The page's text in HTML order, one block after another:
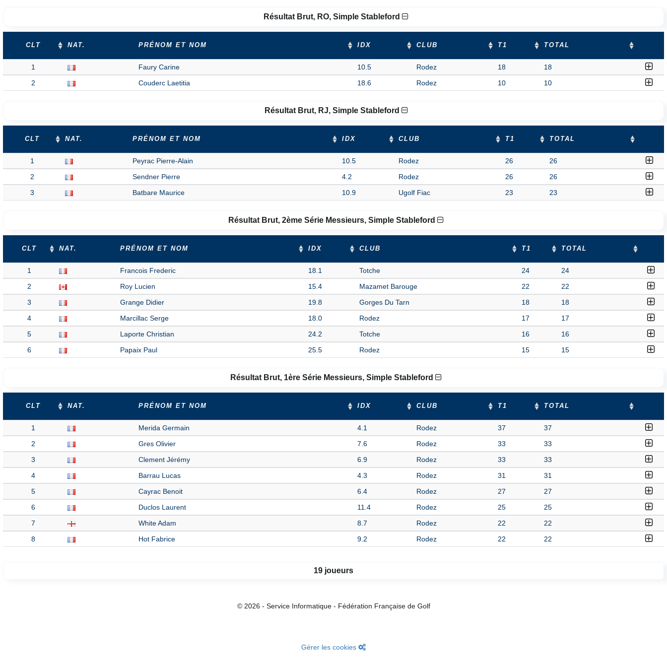
Résultat Brut, RO, Simple Stableford
CLT NAT. PRÉNOM ET NOM IDX CLUB T1 TOTAL
1 Faury Carine 10.5 Rodez 18
18
2
Couderc Laetitia 18.6 Rodez 10 10
Résultat Brut, RJ, Simple Stableford
CLT NAT. PRÉNOM ET NOM IDX CLUB T1 TOTAL
1 Peyrac Pierre-Alain 10.5 Rodez 26
26
2
Sendner Pierre 4.2 Rodez 26
26
3
Batbare Maurice 10.9 Ugolf Fiac 23 23
Résultat Brut, 2ème Série Messieurs, Simple Stableford
CLT NAT. PRÉNOM ET NOM IDX CLUB T1 TOTAL
1 Francois Frederic 18.1 Totche 24
24
2
Roy Lucien 15.4 Mazamet Barouge 22
22
3
Grange Didier 19.8 Gorges Du Tarn 18
18
4
Marcillac Serge 18.0 Rodez 17
17
5
Laporte Christian 24.2 Totche 16
16
6
Papaix Paul 25.5 Rodez 15 15
Résultat Brut, 1ère Série Messieurs, Simple Stableford
CLT NAT. PRÉNOM ET NOM IDX CLUB T1 TOTAL
1 Merida Germain 4.1 Rodez 37
37
2
Gres Olivier 7.6 Rodez 33
33
3
Clement Jérémy 6.9 Rodez 33
33
4
Barrau Lucas 4.3 Rodez 31
31
5
Cayrac Benoit 6.4 Rodez 27
27
6
Duclos Laurent 11.4 Rodez 25
25
7
White Adam 8.7 Rodez 22
22
8
Hot Fabrice 9.2 Rodez 22 22
19 joueurs
© 2026 - Service Informatique - Fédération Française de Golf
Gérer les cookies